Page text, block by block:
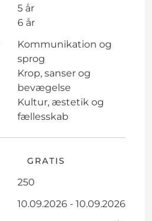
5 år
6 år
Kommunikation og
sprog
Krop, sanser og
bevægelse
Kultur, æstetik og
fællesskab
GRATIS
250
10.09.2026 - 10.09.2026